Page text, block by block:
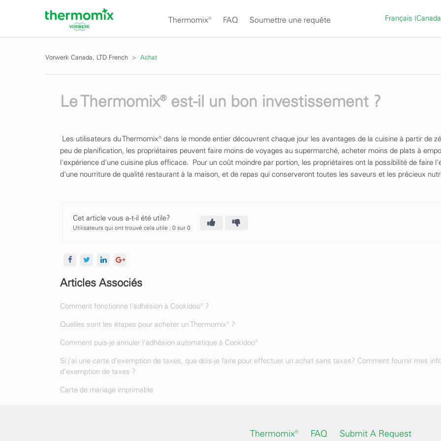
Thermomix® FAQ Soumettre une requête Français
Vorwerk Canada, LTD French Achat
Le Thermomix® est-il un bon investissement ?
Les utilisateurs du Thermomix® dans le monde entier découvrent chaque jour les avantages de la cuisine à partir de
peu de planification, les propriétaires peuvent faire moins de voyages au supermarché, acheter moins de plats à
l'expérience d'une cuisine plus efficace. Pour un coût moindre par portion, les propriétaires ont la possibilité de faire
d'une nourriture de qualité restaurant à la maison, et de repas qui conserveront toutes les saveurs et les précieux
Cet article vous a-t-il été utile?
Utilisateurs qui ont trouvé cela utile : 0 sur 0
Articles Associés
Comment fonctionne l'adhésion à Cookidoo® ?
Quelles sont les étapes pour acheter un Thermomix® ?
Comment puis-je annuler l'adhésion automatique à Cookidoo®
Si j'ai une carte d’exemption de taxes, que dois-je faire pour effectuer un achat sans taxes? Comment fournir mes
d’exemption de taxes ?
Carte de mariage imprimable
Thermomix® FAQ Submit A Request